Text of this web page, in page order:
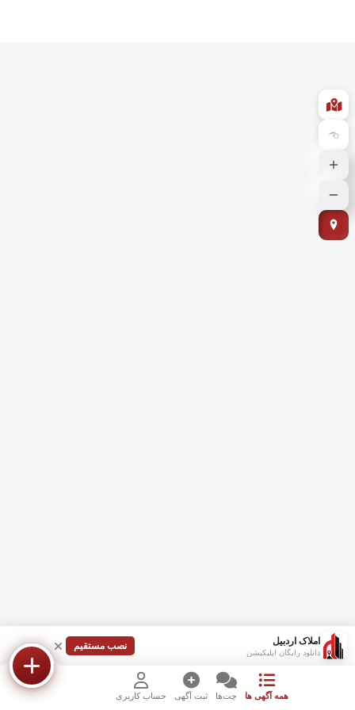
املاک اردبیل
دانلود رایگان اپلیکیشن
نصب مستقیم
همه آگهی ها چت‌ها ثبت آگهی حساب کاربری